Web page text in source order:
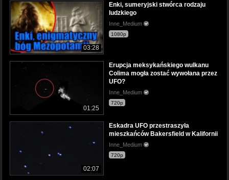
03:28
Enki, sumeryjski stwórca rodzaju
ludzkiego
Inne_Medium
1080p
01:25
Erupcja meksykańskiego wulkanu
Colima mogła zostać wywołana przez
UFO?
Inne_Medium
720p
02:07
Eskadra UFO przestraszyła
mieszkańców Bakersfield w Kalifornii
Inne_Medium
720p